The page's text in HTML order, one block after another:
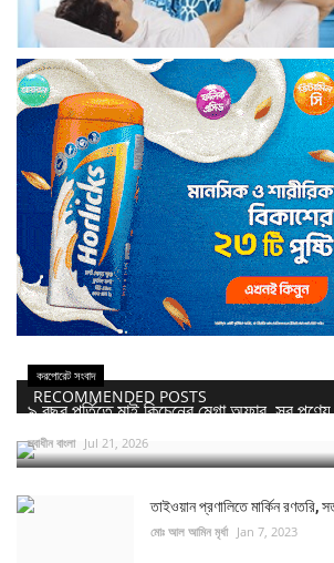
RECOMMENDED POSTS
করপোরেট সংবাদ
৯ বছর পূর্তিতে মাই কিচেনের মেগা অফার, সব
স্বাধীন বাংলা Jul 21, 2026
তাইওয়ান প্রণালিতে মার্কিন রণতরি,
মোঃ আল আমিন মৃর্ধা Jan 7, 2023